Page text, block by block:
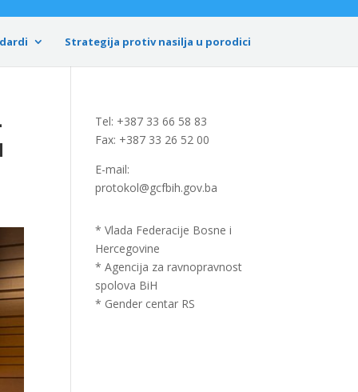
Strategija protiv nasilja u porodici
Tel: +387 33 66 58 83
Fax: +387 33 26 52 00
E-mail:
protokol@gcfbih.gov.ba
* Vlada Federacije Bosne i
Hercegovine
* Agencija za ravnopravnost
spolova BiH
* Gender centar RS